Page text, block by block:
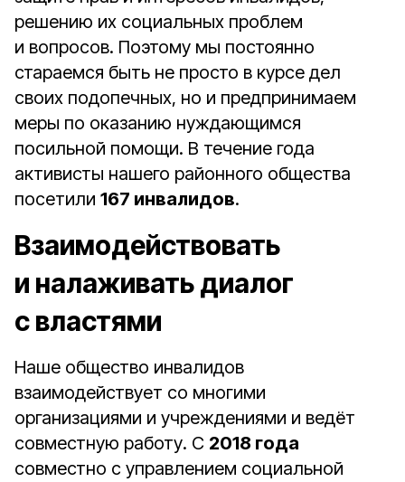
решению их социальных проблем
и вопросов. Поэтому мы постоянно
стараемся быть не просто в курсе дел
своих подопечных, но и предпринимаем
меры по оказанию нуждающимся
посильной помощи. В течение года
активисты нашего районного общества
посетили 167 инвалидов.
Взаимодействовать
и налаживать диалог
с властями
Наше общество инвалидов
взаимодействует со многими
организациями и учреждениями и ведёт
совместную работу. С 2018 года
совместно с управлением социальной